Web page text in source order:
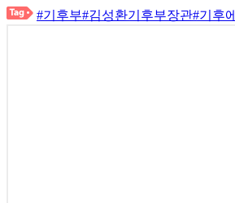
#기후부#김성환기후부장관#기후